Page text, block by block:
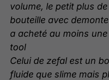
volume, le petit plus
bouteille avec
a acheté au moins
tool
Celui de zefal est un
fluide que slime mais